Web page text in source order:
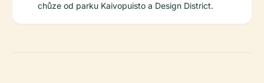
chůze od parku Kaivopuisto a Design District.